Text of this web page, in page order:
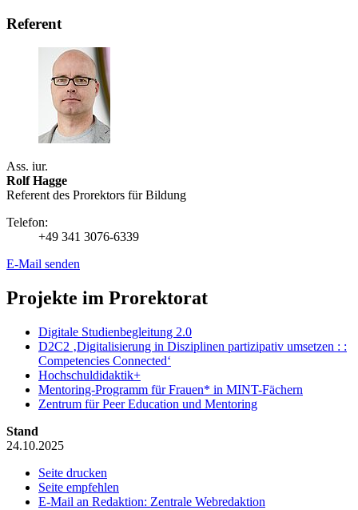
Referent
Ass. iur.
Rolf Hagge
Referent des Prorektors für Bildung
Telefon:
+49 341 3076-6339
E-Mail senden
Projekte im Prorektorat
Digitale Studienbegleitung 2.0
D2C2 ‚Digitalisierung in Disziplinen partizipativ umsetzen : :
Competencies Connected‘
Hochschuldidaktik+
Mentoring-Programm für Frauen* in MINT-Fächern
Zentrum für Peer Education und Mentoring
Stand
24.10.2025
Seite drucken
Seite empfehlen
E-Mail an Redaktion: Zentrale Webredaktion